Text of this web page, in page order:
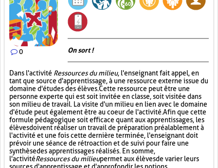
0 On sort !
Dans l'activité Ressources du milieu, l'enseignant fait appel, en
tant que source d'apprentissage, à une ressource externe issue du
domaine d'études des élèves. Cette ressource peut être une
personne experte qui est soit invitée en classe, soit visitée dans
son milieu de travail. La visite d'un milieu en lien avec le domaine
d'étude peut également être au coeur de l'activité. Afin que cette
formule pédagogique soit efficace quant aux apprentissages, les
élèves doivent réaliser un travail de préparation préalablement à
l'activité et une fois cette dernière terminée, l'enseignant doit
prévoir une séance de rétroaction et de suivi pour faire une
synthèse des apprentissages réalisés. En somme,
l'activitéRessources du milieupermet aux élèves de varier leurs